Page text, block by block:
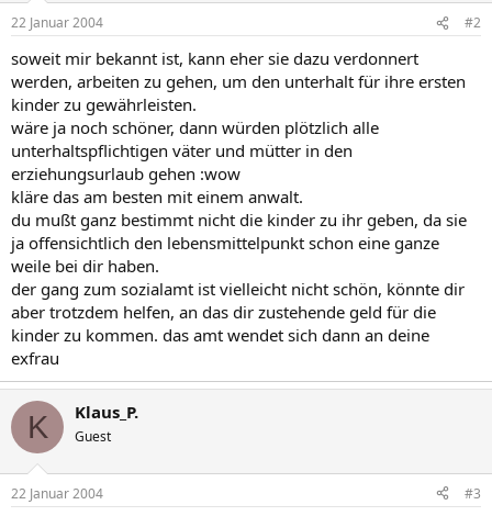
22 Januar 2004 #2
soweit mir bekannt ist, kann eher sie dazu verdonnert
werden, arbeiten zu gehen, um den unterhalt für ihre ersten
kinder zu gewährleisten.
wäre ja noch schöner, dann würden plötzlich alle
unterhaltspflichtigen väter und mütter in den
erziehungsurlaub gehen :wow
kläre das am besten mit einem anwalt.
du mußt ganz bestimmt nicht die kinder zu ihr geben, da sie
ja offensichtlich den lebensmittelpunkt schon eine ganze
weile bei dir haben.
der gang zum sozialamt ist vielleicht nicht schön, könnte dir
aber trotzdem helfen, an das dir zustehende geld für die
kinder zu kommen. das amt wendet sich dann an deine
exfrau
K Klaus_P.
Guest
22 Januar 2004 #3